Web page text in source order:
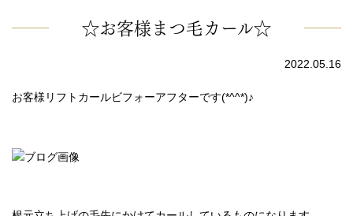
☆お客様まつ毛カール☆
2022.05.16
お客様リフトカールビフォーアフターです(*^^*)♪